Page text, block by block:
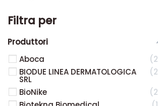
Disponibile su prenotazione
Promozione: 3 confezioni Immun
Age
296,70 €
Filtra per
Produttori
Aboca
2
BIODUE LINEA DERMATOLOGICA
SRL
2
BioNike
2